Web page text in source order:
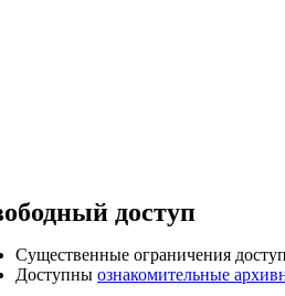
доступ
Cущественные ограничения
Доступны ознакомительные